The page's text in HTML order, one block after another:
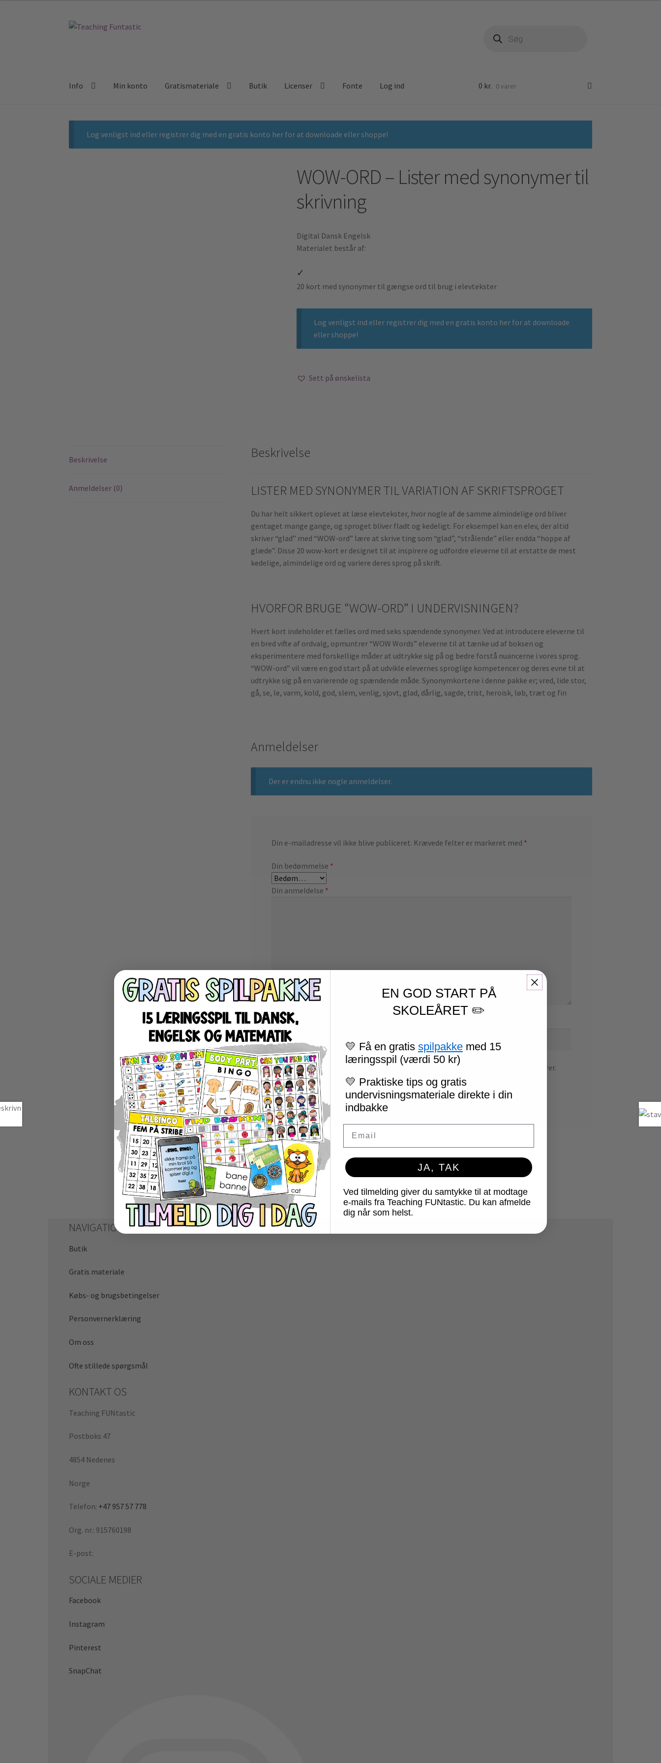
Spring
Spring
search
Info Min konto Gratismateriale Butik Licenser Fonte Log ind 0 kr. 0 varer
Log venligst ind eller registrer dig med en gratis konto her for at downloade eller shoppe!
WOW-ORD – Lister med synonymer til
skrivning
Digital Dansk Engelsk
Materialet består af:
20 kort med synonymer til gængse ord til brug i elevtekster
Log venligst ind eller registrer dig med en gratis konto her for at downloade
eller shoppe!
Sett på ønskelista
Beskrivelse
Anmeldelser (0)
Beskrivelse
LISTER MED SYNONYMER TIL VARIATION AF SKRIFTSPROGET
Du har helt sikkert oplevet at læse elevtekster, hvor nogle af de samme almindelige ord bliver
gentaget mange gange, og sproget bliver fladt og kedeligt. For eksempel kan en elev, der altid
skriver “glad” med “WOW-ord” lære at skrive ting som “glad”, “strålende” eller endda “hoppe af
glæde”. Disse 20 wow-kort er designet til at inspirere og udfordre eleverne til at erstatte de mest
kedelige, almindelige ord og variere deres sprog på skrift.
HVORFOR BRUGE “WOW-ORD” I UNDERVISNINGEN?
Hvert kort indeholder et fælles ord med seks spændende synonymer. Ved at introducere eleverne til
en bred vifte af ordvalg, opmuntrer “WOW Words” eleverne til at tænke ud af boksen og
eksperimentere med forskellige måder at udtrykke sig på og bedre forstå nuancerne i vores sprog.
“WOW-ord” vil være en god start på at udvikle elevernes sproglige kompetencer og deres evne til at
udtrykke sig på en varierende og spændende måde. Synonymkortene i denne pakke er; vred, lide stor,
gå, se, le, varm, kold, god, slem, venlig, sjovt, glad, dårlig, sagde, trist, heroisk, løb, træt og fin
Anmeldelser
Der er endnu ikke nogle anmeldelser.
Din e-mailadresse vil ikke blive publiceret. Krævede felter er markeret med *
Din bedømmelse *
Din anmeldelse *
Navn*
Gem mit navn, mail og websted i denne browser til næste gang jeg kommenterer.
NAVIGATION
Butik
Gratis materiale
Købs- og brugsbetingelser
Personvernerklæring
Om oss
Ofte stillede spørgsmål
KONTAKT OS
Teaching FUNtastic
Postboks 47
4854 Nedenes
Norge
Telefon: +47 957 57 778
Org. nr.: 915760198
E-post:
SOCIALE MEDIER
Facebook
Instagram
Pinterest
SnapChat
EN GOD START PÅ
SKOLEÅRET ✏️
💛 Få en gratis spilpakke med 15
læringsspil (værdi 50 kr)
💛 Praktiske tips og gratis
undervisningsmateriale direkte i din
indbakke
JA, TAK
Ved tilmelding giver du samtykke til at modtage
e-mails fra Teaching FUNtastic. Du kan afmelde
dig når som helst.